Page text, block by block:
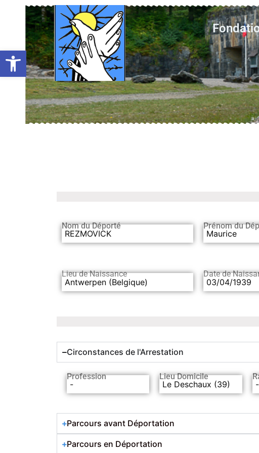
Ouvrir la barre d’outils
Nom du Déporté
REZMOVICK
Prénom du
Maurice
Lieu de Naissance
Antwerpen (Belgique)
Date de
03/04/1939
Circonstances de l'Arrestation
Profession
-
Lieu Domicile
Le Deschaux (39) -
Parcours avant Déportation
Parcours en Déportation